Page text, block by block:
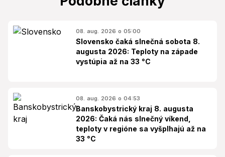
08. aug. 2026 o 05:00
Slovensko čaká slnečná sobota 8.
augusta 2026: Teploty na západe
vystúpia až na 33 °C
08. aug. 2026 o 04:53
Banskobystrický kraj 8. augusta
2026: Čaká nás slnečný víkend,
teploty v regióne sa vyšplhajú až na
33 °C